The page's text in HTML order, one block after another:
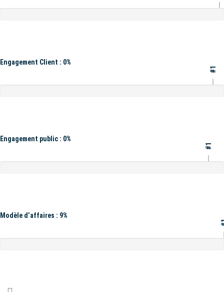
Engagement Client : 0%
#1
Engagement public : 0%
#1
Modèle d’affaires : 9%